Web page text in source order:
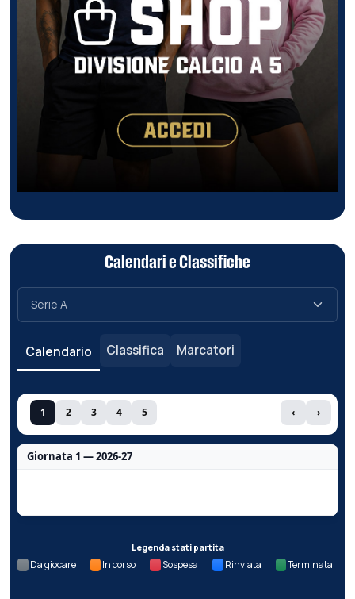
Calendari e Classifiche
Calendario Classifica Marcatori
1 2 3 4 5 ‹ ›
Giornata 1 — 2026-27
Legenda stati partita
Da giocare In corso Sospesa Rinviata Terminata